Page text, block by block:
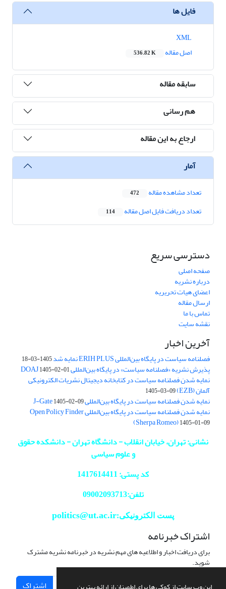
فایل ها
اصل مقاله
536.82 K
سابقه مقاله
هم رسانی
ارجاع به این مقاله
آمار
تعداد مشاهده مقاله 472
تعداد دریافت فایل اصل مقاله 114
دسترسی سریع
صفحه اصلی
درباره نشریه
اعضای هیات تحریریه
ارسال مقاله
تماس با ما
نقشه سایت
آخرین اخبار
فصلنامه سیاست در پایگاه بین‌المللی ERIH PLUS نمایه شد 1405-03-18
پذیرش نشریه «فصلنامه سیاست» در پایگاه بین‌المللی DOAJ1405-02-01
نمایه شدن فصلنامه سیاست در کتابخانه دیجیتال نشریات الکترونیکی
آلمان (EZB) 1405-03-09
نمایه شدن فصلنامه سیاست در پایگاه بین‌المللی J-Gate1405-02-09
نمایه شدن فصلنامه سیاست در پایگاه بین‌المللی Open Policy Finder
(Sherpa Romeo)1405-01-09
نشانی: تهران، خیابان انقلاب - دانشگاه تهران - دانشکده حقوق
و علوم سیاسی
کد پستی: 1417614411
تلفن:09002093713
پست الکترونیکی:politics@ut.ac.ir
اشتراک خبرنامه
برای دریافت اخبار و اطلاعیه های مهم نشریه در خبرنامه نشریه مشترک
شوید.
اشتراک